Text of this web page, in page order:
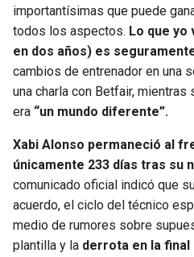
importantísimas que puede
todos los aspectos. Lo que
en dos años) es
cambios de entrenador en una
una charla con Betfair, mientras
era “un mundo diferente”.
Xabi Alonso permaneció al
únicamente 233 días tras su
comunicado oficial indicó que
acuerdo, el ciclo del técnico
medio de rumores sobre
plantilla y la derrota en la final